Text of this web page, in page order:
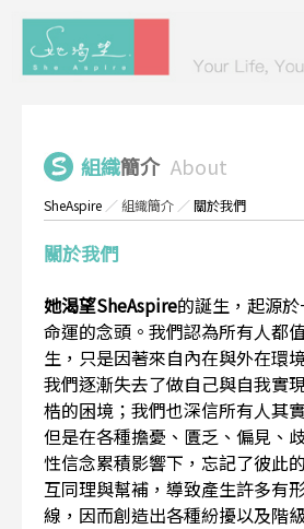
組織簡介 About
SheAspire ／組織簡介 ／關於我們
關於我們
她渴望SheAspire的誕生，起源
命運的念頭。我們認為所有人都
生，只是因著來自內在與外在環
我們逐漸失去了做自己與自我實
梏的困境；我們也深信所有人其
但是在各種擔憂、匱乏、偏見、
性信念累積影響下，忘記了彼此
互同理與幫補，導致產生許多有
線，因而創造出各種紛擾以及階